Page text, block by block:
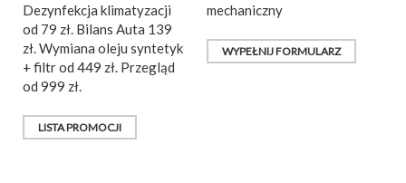
Dezynfekcja klimatyzacji
od 79 zł. Bilans Auta 139
zł. Wymiana oleju syntetyk
+ filtr od 449 zł. Przegląd
od 999 zł.
LISTA PROMOCJI
mechaniczny
WYPEŁNIJ FORMULARZ